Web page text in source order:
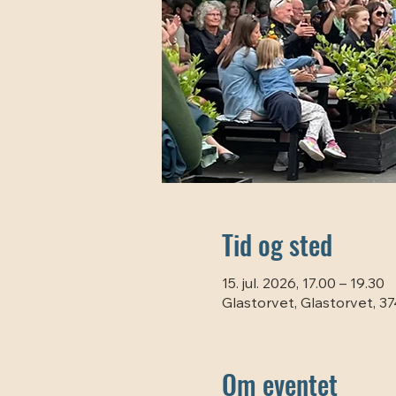
Tid og sted
15. jul. 2026, 17.00 – 19.30
Glastorvet, Glastorvet,
Om eventet